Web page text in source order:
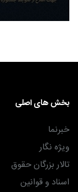
بخش های اصلی
خبرنما
ویژه نگار
تالار بزرگان حقوق
اسناد و قوانین